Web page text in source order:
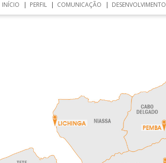
INÍCIO PERFIL COMUNICAÇÃO DESENVOLVIMENTO